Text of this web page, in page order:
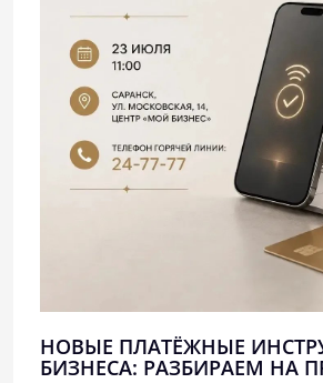
НОВЫЕ ПЛАТЁЖНЫЕ
БИЗНЕСА: РАЗБИРАЕМ НА